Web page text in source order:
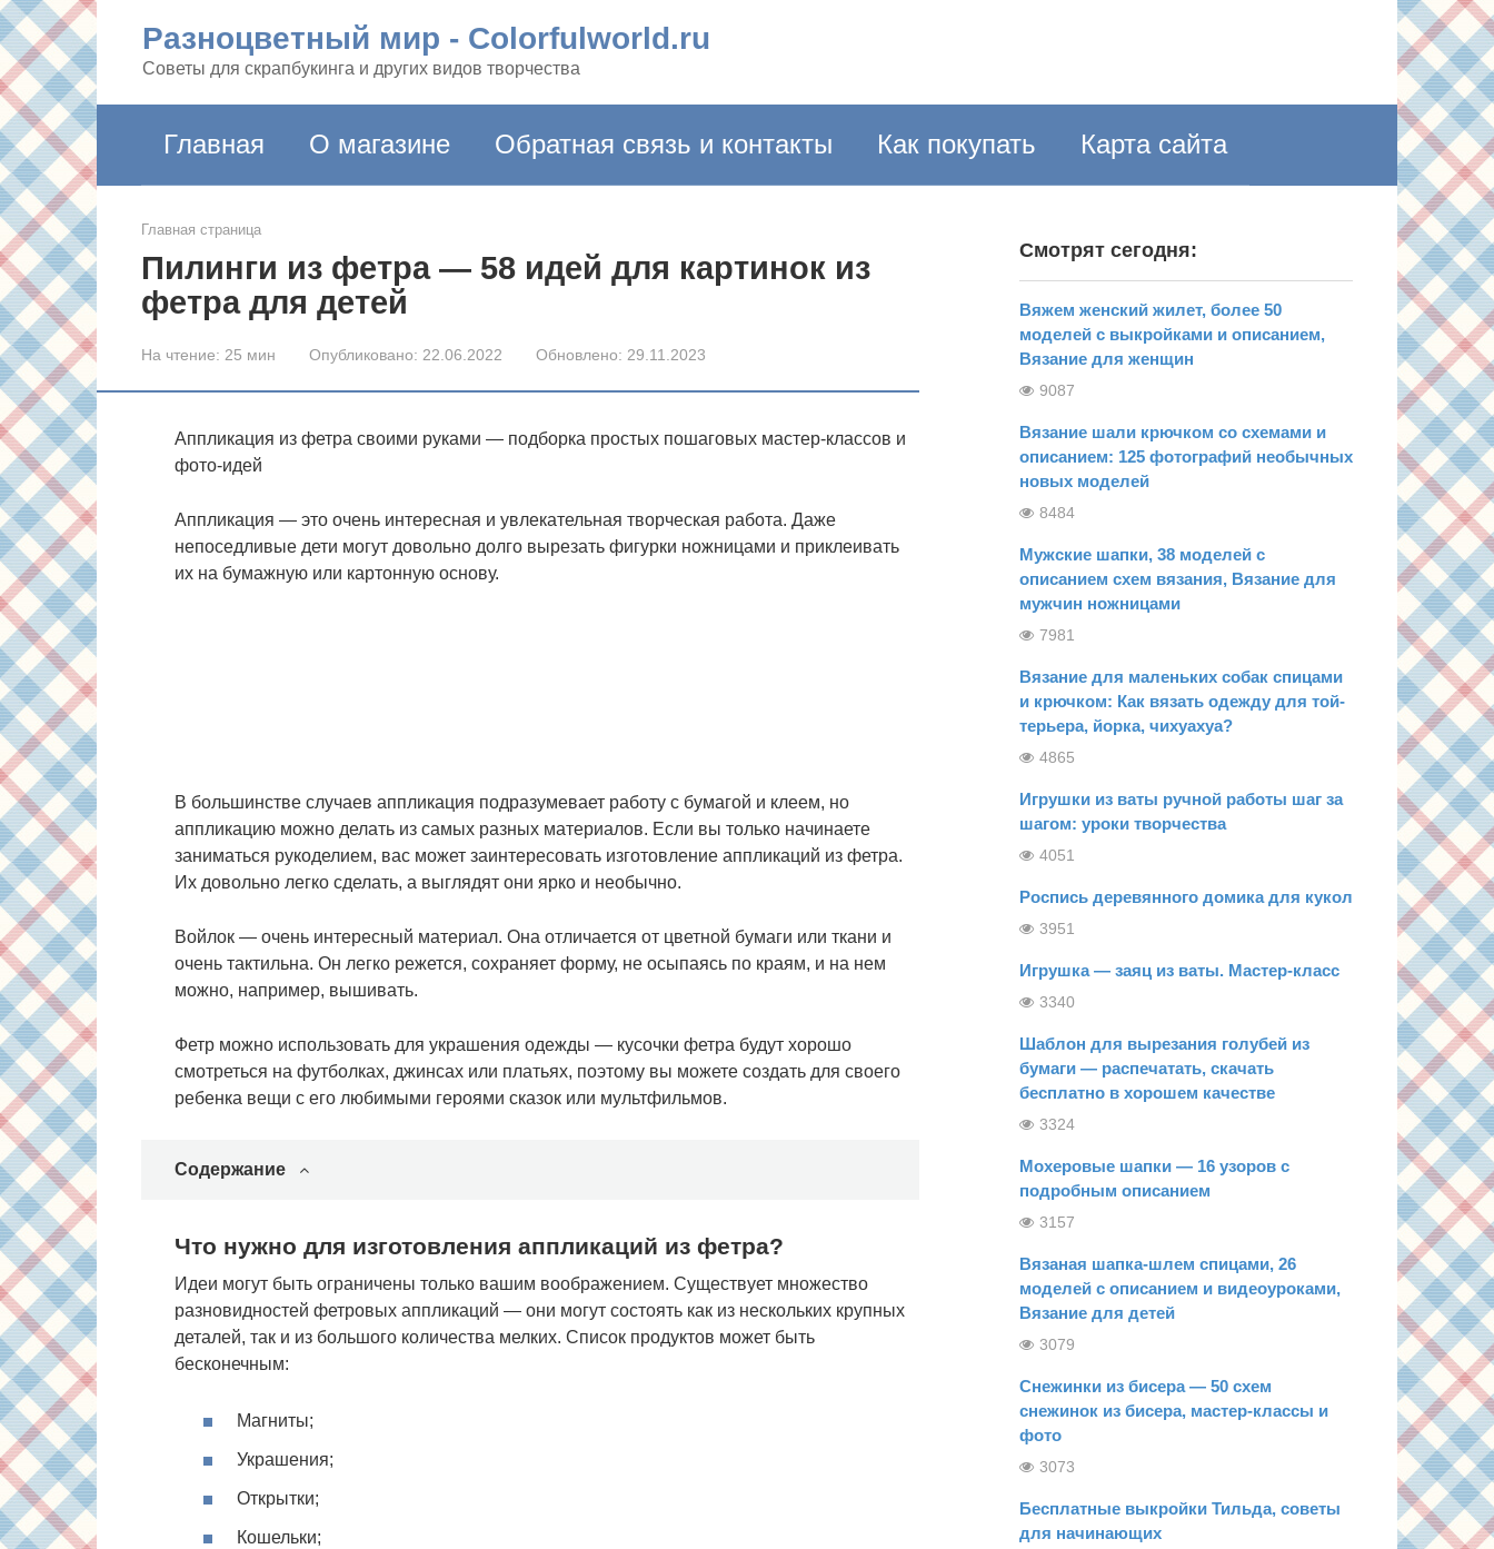
Перейти
к
контенту
Разноцветный мир - Colorfulworld.ru
Советы для скрапбукинга и других видов творчества
Главная О магазине Обратная связь и контакты Как покупать Карта сайта
Главная страница
Пилинги из фетра — 58 идей для картинок из
фетра для детей
На чтение: 25 мин Опубликовано: 22.06.2022 Обновлено: 29.11.2023
Аппликация из фетра своими руками — подборка простых пошаговых мастер-классов и
фото-идей
Аппликация — это очень интересная и увлекательная творческая работа. Даже
непоседливые дети могут довольно долго вырезать фигурки ножницами и приклеивать
их на бумажную или картонную основу.
В большинстве случаев аппликация подразумевает работу с бумагой и клеем, но
аппликацию можно делать из самых разных материалов. Если вы только начинаете
заниматься рукоделием, вас может заинтересовать изготовление аппликаций из фетра.
Их довольно легко сделать, а выглядят они ярко и необычно.
Войлок — очень интересный материал. Она отличается от цветной бумаги или ткани и
очень тактильна. Он легко режется, сохраняет форму, не осыпаясь по краям, и на нем
можно, например, вышивать.
Фетр можно использовать для украшения одежды — кусочки фетра будут хорошо
смотреться на футболках, джинсах или платьях, поэтому вы можете создать для своего
ребенка вещи с его любимыми героями сказок или мультфильмов.
Содержание
Что нужно для изготовления аппликаций из фетра?
Идеи могут быть ограничены только вашим воображением. Существует множество
разновидностей фетровых аппликаций — они могут состоять как из нескольких крупных
деталей, так и из большого количества мелких. Список продуктов может быть
бесконечным:
Магниты;
Украшения;
Открытки;
Кошельки;
Смотрят сегодня:
Вяжем женский жилет, более 50
моделей с выкройками и описанием,
Вязание для женщин
9087
Вязание шали крючком со схемами и
описанием: 125 фотографий необычных
новых моделей
8484
Мужские шапки, 38 моделей с
описанием схем вязания, Вязание для
мужчин ножницами
7981
Вязание для маленьких собак спицами
и крючком: Как вязать одежду для той-
терьера, йорка, чихуахуа?
4865
Игрушки из ваты ручной работы шаг за
шагом: уроки творчества
4051
Роспись деревянного домика для кукол
3951
Игрушка — заяц из ваты. Мастер-класс
3340
Шаблон для вырезания голубей из
бумаги — распечатать, скачать
бесплатно в хорошем качестве
3324
Мохеровые шапки — 16 узоров с
подробным описанием
3157
Вязаная шапка-шлем спицами, 26
моделей с описанием и видеоуроками,
Вязание для детей
3079
Снежинки из бисера — 50 схем
снежинок из бисера, мастер-классы и
фото
3073
Бесплатные выкройки Тильда, советы
для начинающих